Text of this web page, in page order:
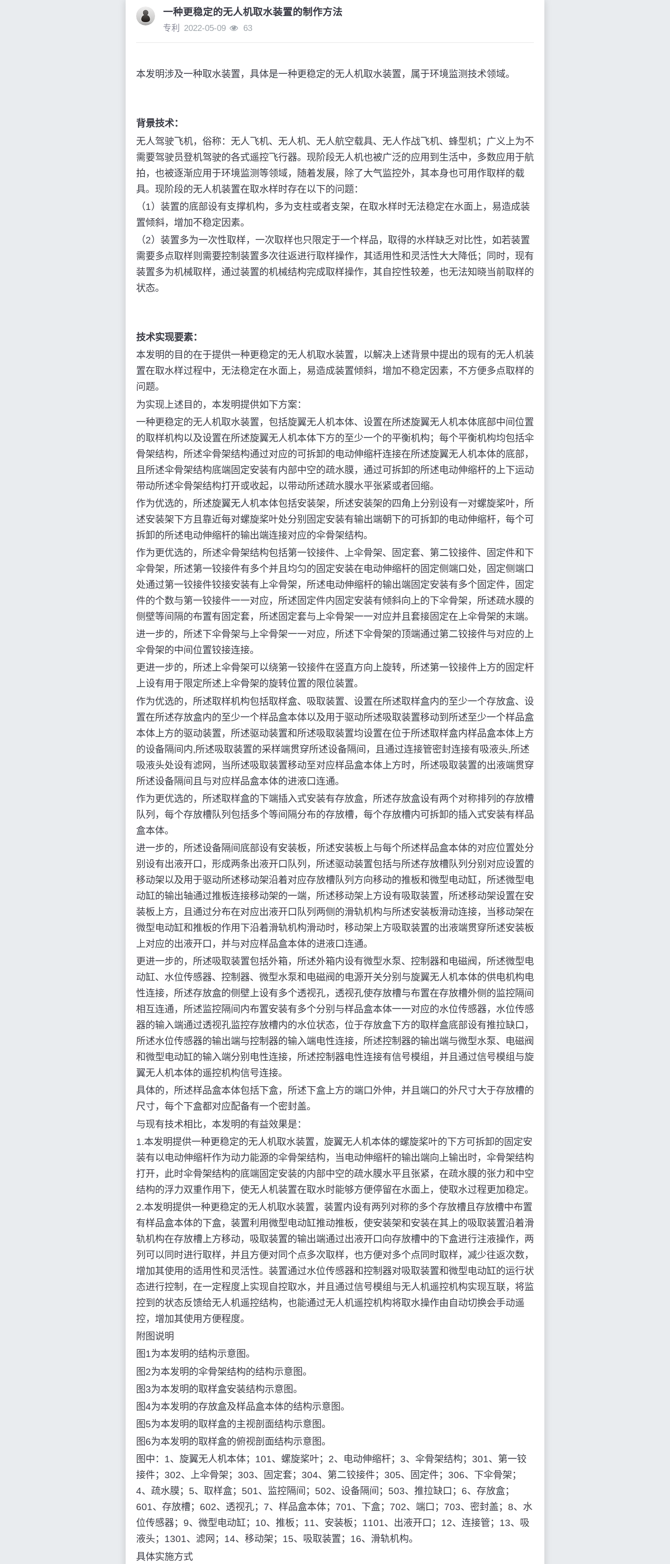
一种更稳定的无人机取水装置的制作方法
专利 2022-05-09 63
本发明涉及一种取水装置，具体是一种更稳定的无人机取水装置，属于环境监测技术领域。
背景技术：
无人驾驶飞机，俗称：无人飞机、无人机、无人航空载具、无人作战飞机、蜂型机；广义上为不
需要驾驶员登机驾驶的各式遥控飞行器。现阶段无人机也被广泛的应用到生活中，多数应用于航
拍，也被逐渐应用于环境监测等领域，随着发展，除了大气监控外，其本身也可用作取样的载
具。现阶段的无人机装置在取水样时存在以下的问题：
（1）装置的底部设有支撑机构，多为支柱或者支架，在取水样时无法稳定在水面上，易造成装
置倾斜，增加不稳定因素。
（2）装置多为一次性取样，一次取样也只限定于一个样品，取得的水样缺乏对比性，如若装置
需要多点取样则需要控制装置多次往返进行取样操作，其适用性和灵活性大大降低；同时，现有
装置多为机械取样，通过装置的机械结构完成取样操作，其自控性较差，也无法知晓当前取样的
状态。
技术实现要素：
本发明的目的在于提供一种更稳定的无人机取水装置，以解决上述背景中提出的现有的无人机装
置在取水样过程中，无法稳定在水面上，易造成装置倾斜，增加不稳定因素，不方便多点取样的
问题。
为实现上述目的，本发明提供如下方案：
一种更稳定的无人机取水装置，包括旋翼无人机本体、设置在所述旋翼无人机本体底部中间位置
的取样机构以及设置在所述旋翼无人机本体下方的至少一个的平衡机构；每个平衡机构均包括伞
骨架结构，所述伞骨架结构通过对应的可拆卸的电动伸缩杆连接在所述旋翼无人机本体的底部，
且所述伞骨架结构底端固定安装有内部中空的疏水膜，通过可拆卸的所述电动伸缩杆的上下运动
带动所述伞骨架结构打开或收起，以带动所述疏水膜水平张紧或者回缩。
作为优选的，所述旋翼无人机本体包括安装架，所述安装架的四角上分别设有一对螺旋桨叶，所
述安装架下方且靠近每对螺旋桨叶处分别固定安装有输出端朝下的可拆卸的电动伸缩杆，每个可
拆卸的所述电动伸缩杆的输出端连接对应的伞骨架结构。
作为更优选的，所述伞骨架结构包括第一铰接件、上伞骨架、固定套、第二铰接件、固定件和下
伞骨架，所述第一铰接件有多个并且均匀的固定安装在电动伸缩杆的固定侧端口处，固定侧端口
处通过第一铰接件铰接安装有上伞骨架，所述电动伸缩杆的输出端固定安装有多个固定件，固定
件的个数与第一铰接件一一对应，所述固定件内固定安装有倾斜向上的下伞骨架，所述疏水膜的
侧壁等间隔的布置有固定套，所述固定套与上伞骨架一一对应并且套接固定在上伞骨架的末端。
进一步的，所述下伞骨架与上伞骨架一一对应，所述下伞骨架的顶端通过第二铰接件与对应的上
伞骨架的中间位置铰接连接。
更进一步的，所述上伞骨架可以绕第一铰接件在竖直方向上旋转，所述第一铰接件上方的固定杆
上设有用于限定所述上伞骨架的旋转位置的限位装置。
作为优选的，所述取样机构包括取样盒、吸取装置、设置在所述取样盒内的至少一个存放盒、设
置在所述存放盒内的至少一个样品盒本体以及用于驱动所述吸取装置移动到所述至少一个样品盒
本体上方的驱动装置，所述驱动装置和所述吸取装置均设置在位于所述取样盒内样品盒本体上方
的设备隔间内,所述吸取装置的采样端贯穿所述设备隔间，且通过连接管密封连接有吸液头,所述
吸液头处设有滤网，当所述吸取装置移动至对应样品盒本体上方时，所述吸取装置的出液端贯穿
所述设备隔间且与对应样品盒本体的进液口连通。
作为更优选的，所述取样盒的下端插入式安装有存放盒，所述存放盒设有两个对称排列的存放槽
队列，每个存放槽队列包括多个等间隔分布的存放槽，每个存放槽内可拆卸的插入式安装有样品
盒本体。
进一步的，所述设备隔间底部设有安装板，所述安装板上与每个所述样品盒本体的对应位置处分
别设有出液开口，形成两条出液开口队列，所述驱动装置包括与所述存放槽队列分别对应设置的
移动架以及用于驱动所述移动架沿着对应存放槽队列方向移动的推板和微型电动缸，所述微型电
动缸的输出轴通过推板连接移动架的一端，所述移动架上方设有吸取装置，所述移动架设置在安
装板上方，且通过分布在对应出液开口队列两侧的滑轨机构与所述安装板滑动连接，当移动架在
微型电动缸和推板的作用下沿着滑轨机构滑动时，移动架上方吸取装置的出液端贯穿所述安装板
上对应的出液开口，并与对应样品盒本体的进液口连通。
更进一步的，所述吸取装置包括外箱，所述外箱内设有微型水泵、控制器和电磁阀，所述微型电
动缸、水位传感器、控制器、微型水泵和电磁阀的电源开关分别与旋翼无人机本体的供电机构电
性连接，所述存放盒的侧壁上设有多个透视孔，透视孔使存放槽与布置在存放槽外侧的监控隔间
相互连通，所述监控隔间内布置安装有多个分别与样品盒本体一一对应的水位传感器，水位传感
器的输入端通过透视孔监控存放槽内的水位状态，位于存放盒下方的取样盒底部设有推拉缺口，
所述水位传感器的输出端与控制器的输入端电性连接，所述控制器的输出端与微型水泵、电磁阀
和微型电动缸的输入端分别电性连接，所述控制器电性连接有信号模组，并且通过信号模组与旋
翼无人机本体的遥控机构信号连接。
具体的，所述样品盒本体包括下盒，所述下盒上方的端口外伸，并且端口的外尺寸大于存放槽的
尺寸，每个下盒都对应配备有一个密封盖。
与现有技术相比，本发明的有益效果是：
1.本发明提供一种更稳定的无人机取水装置，旋翼无人机本体的螺旋桨叶的下方可拆卸的固定安
装有以电动伸缩杆作为动力能源的伞骨架结构，当电动伸缩杆的输出端向上输出时，伞骨架结构
打开，此时伞骨架结构的底端固定安装的内部中空的疏水膜水平且张紧，在疏水膜的张力和中空
结构的浮力双重作用下，使无人机装置在取水时能够方便停留在水面上，使取水过程更加稳定。
2.本发明提供一种更稳定的无人机取水装置，装置内设有两列对称的多个存放槽且存放槽中布置
有样品盒本体的下盒，装置利用微型电动缸推动推板，使安装架和安装在其上的吸取装置沿着滑
轨机构在存放槽上方移动，吸取装置的输出端通过出液开口向存放槽中的下盒进行注液操作，两
列可以同时进行取样，并且方便对同个点多次取样，也方便对多个点同时取样，减少往返次数，
增加其使用的适用性和灵活性。装置通过水位传感器和控制器对吸取装置和微型电动缸的运行状
态进行控制，在一定程度上实现自控取水，并且通过信号模组与无人机遥控机构实现互联，将监
控到的状态反馈给无人机遥控结构，也能通过无人机遥控机构将取水操作由自动切换会手动遥
控，增加其使用方便程度。
附图说明
图1为本发明的结构示意图。
图2为本发明的伞骨架结构的结构示意图。
图3为本发明的取样盒安装结构示意图。
图4为本发明的存放盒及样品盒本体的结构示意图。
图5为本发明的取样盒的主视剖面结构示意图。
图6为本发明的取样盒的俯视剖面结构示意图。
图中：1、旋翼无人机本体；101、螺旋桨叶；2、电动伸缩杆；3、伞骨架结构；301、第一铰
接件；302、上伞骨架；303、固定套；304、第二铰接件；305、固定件；306、下伞骨架；
4、疏水膜；5、取样盒；501、监控隔间；502、设备隔间；503、推拉缺口；6、存放盒；
601、存放槽；602、透视孔；7、样品盒本体；701、下盒；702、端口；703、密封盖；8、水
位传感器；9、微型电动缸；10、推板；11、安装板；1101、出液开口；12、连接管；13、吸
液头；1301、滤网；14、移动架；15、吸取装置；16、滑轨机构。
具体实施方式